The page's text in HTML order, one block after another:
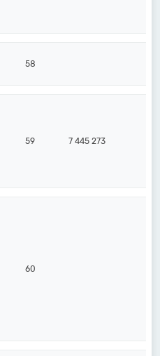
58
59 7 445 273
60